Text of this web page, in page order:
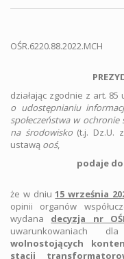
OŚR.6220.88.2022.MCH
działając zgodnie z art.
o udostępnianiu
społeczeństwa w
na środowisko(t.j. Dz.U.
ustawą ooś,
podaje
że w dniu15 września
opinii organów
wydana decyzja nr
uwarunkowaniach
wolnostojących
stacji